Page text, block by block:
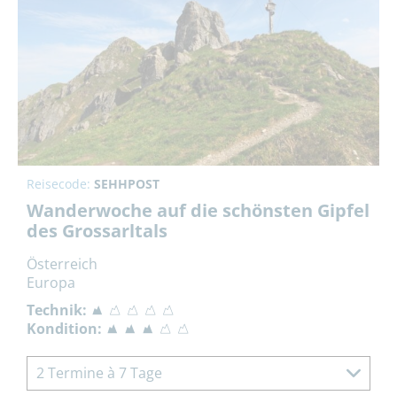
Reisecode: SEHHPOST
Wanderwoche auf die schönsten Gipfel
des Grossarltals
Österreich
Europa
Technik:
Kondition:
2 Termine à 7 Tage